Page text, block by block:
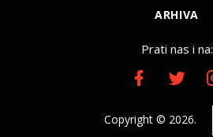
ARHIVA
Prati nas i na:
Copyright © 2026.